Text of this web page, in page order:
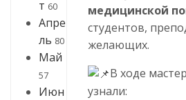
т 60
Апре
ль 80
Май
57
Июн
медицинской
студентов,
желающих.
В ходе
узнали: